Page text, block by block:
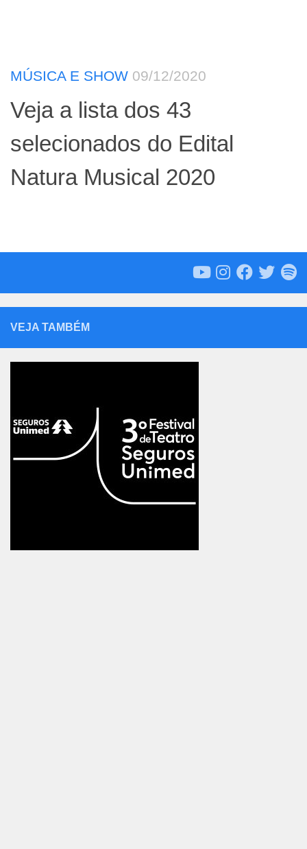
MÚSICA E SHOW 09/12/2020
Veja a lista dos 43
selecionados do Edital
Natura Musical 2020
VEJA TAMBÉM